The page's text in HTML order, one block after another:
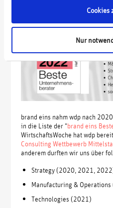
Cookies
Nur
brand eins nahm wdp nach
in die Liste der "brand eins
WirtschaftsWoche hat wdp
Consulting Wettbewerb
anderem durften wir uns über
Strategy (2020, 2021,
Manufacturing &
Technologies (2021)